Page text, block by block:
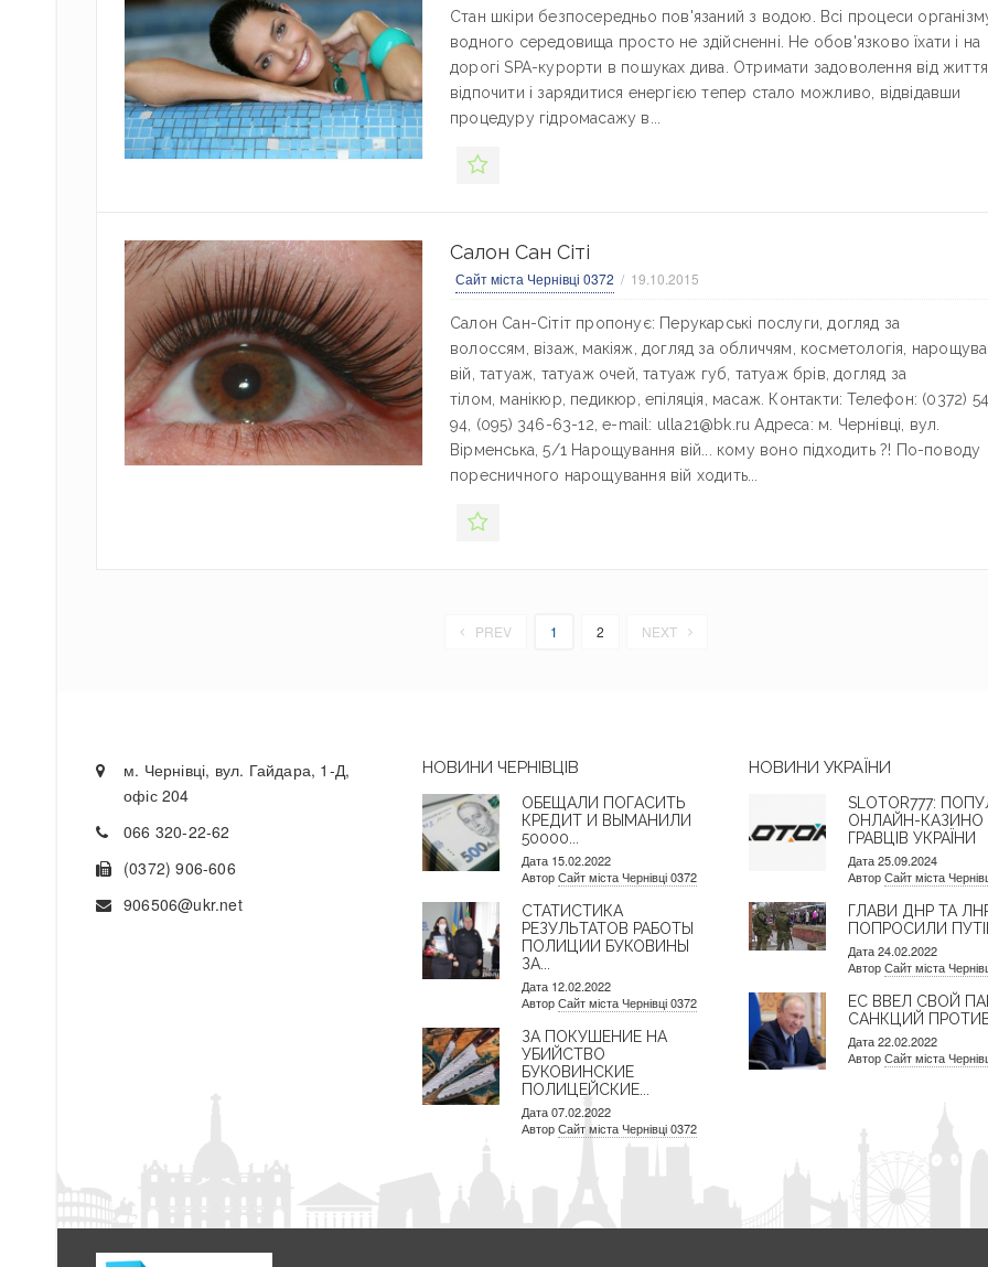
Стан шкіри безпосередньо пов'язаний з водою. Всі процеси
водного середовища просто не здійсненні. Не обов'язково їхати і на
дорогі SPA-курорти в пошуках дива. Отримати задоволення від життя,
відпочити і зарядитися енергією тепер стало можливо, відвідавши
процедуру гідромасажу в...
Салон Сан Сіті
Сайт міста Чернівці 0372 19.10.2015
Салон Сан-Сітіт пропонує: Перукарські послуги, догляд за
волоссям, візаж, макіяж, догляд за обличчям, косметологія,
вій, татуаж, татуаж очей, татуаж губ, татуаж брів, догляд за
тілом, манікюр, педикюр, епіляція, масаж. Контакти: Телефон: (0372)
94, (095) 346-63-12, e-mail: ulla21@bk.ru Адреса: м. Чернівці, вул.
Вірменська, 5/1 Нарощування вій... кому воно підходить ?! По-поводу
поресничного нарощування вій ходить...
PREV 1 2 NEXT
м. Чернівці, вул. Гайдара, 1-Д,
офіс 204
066 320-22-62
(0372) 906-606
906506@ukr.net
НОВИНИ ЧЕРНІВЦІВ
ОБЕЩАЛИ ПОГАСИТЬ
КРЕДИТ И ВЫМАНИЛИ
50000...
Дата 15.02.2022
АвторСайт міста Чернівці 0372
СТАТИСТИКА
РЕЗУЛЬТАТОВ РАБОТЫ
ПОЛИЦИИ БУКОВИНЫ
ЗА...
Дата 12.02.2022
АвторСайт міста Чернівці 0372
ЗА ПОКУШЕНИЕ НА
УБИЙСТВО
БУКОВИНСКИЕ
ПОЛИЦЕЙСКИЕ...
Дата 07.02.2022
АвторСайт міста Чернівці 0372
НОВИНИ УКРАЇНИ
SLOTOR777:
ОНЛАЙН-КАЗИНО
ГРАВЦІВ УКРАЇНИ
Дата 25.09.2024
АвторСайт міста
ГЛАВИ ДНР ТА
ПОПРОСИЛИ
Дата 24.02.2022
АвторСайт міста
ЕС ВВЕЛ СВОЙ
САНКЦИЙ
Дата 22.02.2022
АвторСайт міста